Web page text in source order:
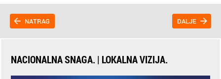
NATRAG DALJE
NACIONALNA SNAGA. | LOKALNA VIZIJA.